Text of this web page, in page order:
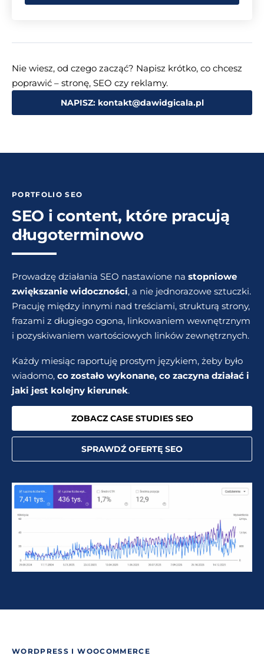
Nie wiesz, od czego zacząć? Napisz krótko, co chcesz
poprawić – stronę, SEO czy reklamy.
NAPISZ: kontakt@dawidgicala.pl
PORTFOLIO SEO
SEO i content, które pracują
długoterminowo
Prowadzę działania SEO nastawione na stopniowe
zwiększanie widoczności, a nie jednorazowe sztuczki.
Pracuję między innymi nad treściami, strukturą strony,
frazami z długiego ogona, linkowaniem wewnętrznym
i pozyskiwaniem wartościowych linków zewnętrznych.
Każdy miesiąc raportuję prostym językiem, żeby było
wiadomo, co zostało wykonane, co zaczyna działać i
jaki jest kolejny kierunek.
ZOBACZ CASE STUDIES SEO
SPRAWDŹ OFERTĘ SEO
WORDPRESS I WOOCOMMERCE